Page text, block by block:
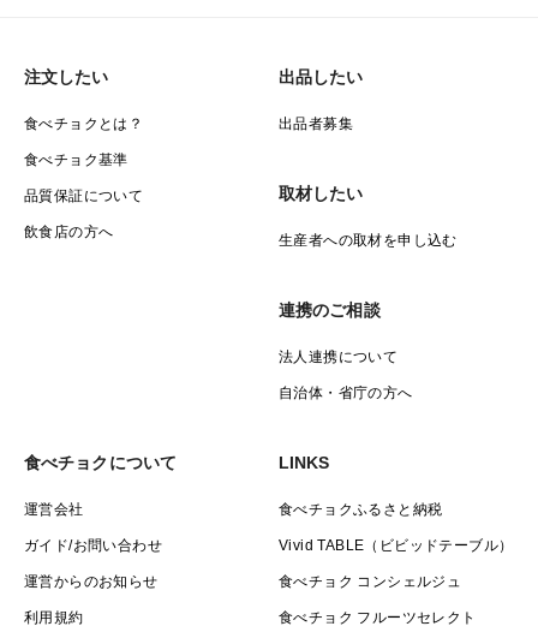
注文したい
食べチョクとは？
食べチョク基準
品質保証について
飲食店の方へ
出品したい
出品者募集
取材したい
生産者への取材を申し込む
連携のご相談
法人連携について
自治体・省庁の方へ
食べチョクについて
運営会社
ガイド/お問い合わせ
運営からのお知らせ
利用規約
LINKS
食べチョクふるさと納税
Vivid TABLE（ビビッドテーブル）
食べチョク コンシェルジュ
食べチョク フルーツセレクト